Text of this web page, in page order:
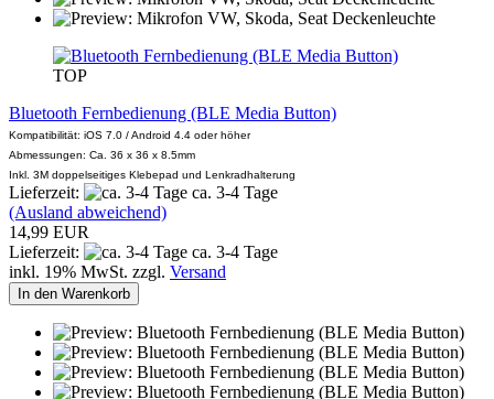
TOP
Bluetooth Fernbedienung (BLE Media Button)
Kompatibilität: iOS 7.0 / Android 4.4 oder höher
Abmessungen: Ca. 36 x 36 x 8.5mm
Inkl. 3M doppelseitiges Klebepad und Lenkradhalterung
Lieferzeit:
ca. 3-4 Tage
(Ausland abweichend)
14,99 EUR
Lieferzeit:
ca. 3-4 Tage
inkl. 19% MwSt. zzgl. Versand
In den Warenkorb